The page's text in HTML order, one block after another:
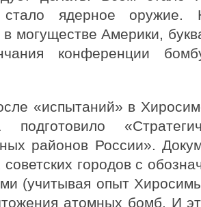
стало ядерное
могуществе Америки,
конференции
«испытаний» в
районов России».
городов с
(учитывая опыт
атомных бомб. И